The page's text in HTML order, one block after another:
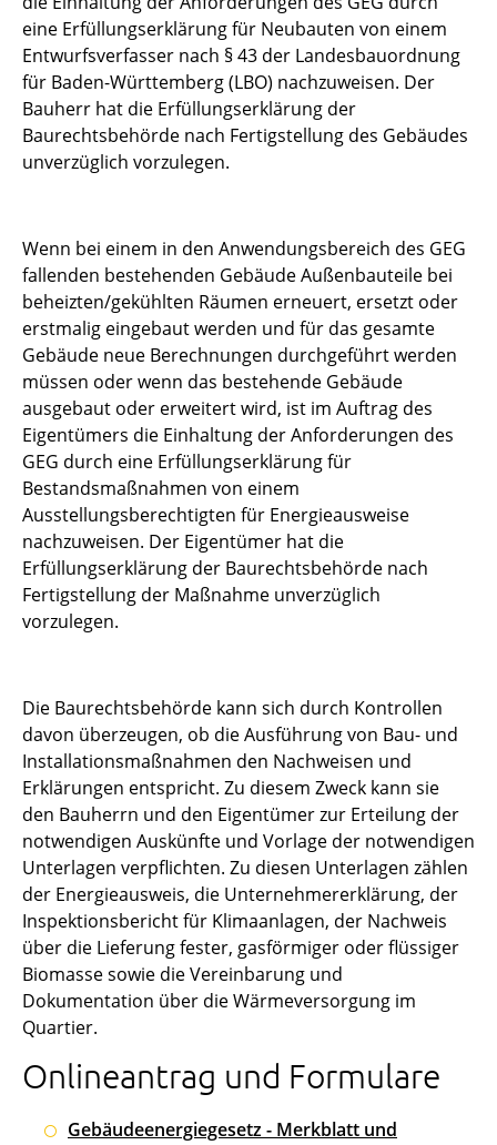
eine Erfüllungserklärung für Neubauten von einem
Entwurfsverfasser nach § 43 der Landesbauordnung
für Baden-Württemberg (LBO) nachzuweisen. Der
Bauherr hat die Erfüllungserklärung der
Baurechtsbehörde nach Fertigstellung des Gebäudes
unverzüglich vorzulegen.
Wenn bei einem in den Anwendungsbereich des GEG
fallenden bestehenden Gebäude Außenbauteile bei
beheizten/gekühlten Räumen erneuert, ersetzt oder
erstmalig eingebaut werden und für das gesamte
Gebäude neue Berechnungen durchgeführt werden
müssen oder wenn das bestehende Gebäude
ausgebaut oder erweitert wird, ist im Auftrag des
Eigentümers die Einhaltung der Anforderungen des
GEG durch eine Erfüllungserklärung für
Bestandsmaßnahmen von einem
Ausstellungsberechtigten für Energieausweise
nachzuweisen. Der Eigentümer hat die
Erfüllungserklärung der Baurechtsbehörde nach
Fertigstellung der Maßnahme unverzüglich
vorzulegen.
Die Baurechtsbehörde kann sich durch Kontrollen
davon überzeugen, ob die Ausführung von Bau- und
Installationsmaßnahmen den Nachweisen und
Erklärungen entspricht. Zu diesem Zweck kann sie
den Bauherrn und den Eigentümer zur Erteilung der
notwendigen Auskünfte und Vorlage der notwendigen
Unterlagen verpflichten. Zu diesen Unterlagen zählen
der Energieausweis, die Unternehmererklärung, der
Inspektionsbericht für Klimaanlagen, der Nachweis
über die Lieferung fester, gasförmiger oder flüssiger
Biomasse sowie die Vereinbarung und
Dokumentation über die Wärmeversorgung im
Quartier.
Onlineantrag und Formulare
Gebäudeenergiegesetz - Merkblatt und